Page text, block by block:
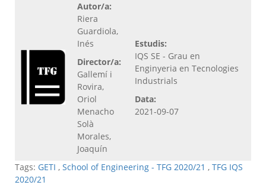
Autor/a:
Riera
Guardiola,
Inés
Director/a:
Gallemí i
Rovira,
Oriol
Menacho
Solà
Morales,
Joaquín
Estudis:
IQS SE - Grau en
Enginyeria en Tecnologies
Industrials
Data:
2021-09-07
Tags: GETI , School of Engineering - TFG 2020/21 , TFG IQS
2020/21